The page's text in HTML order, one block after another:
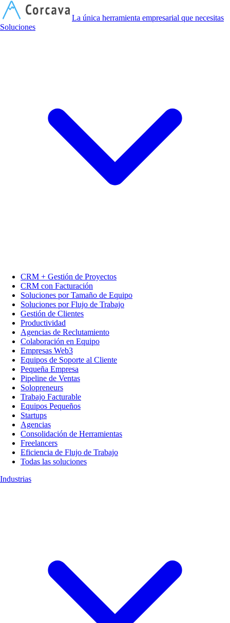
La única herramienta empresarial que necesitas
Soluciones
CRM + Gestión de Proyectos
CRM con Facturación
Soluciones por Tamaño de Equipo
Soluciones por Flujo de Trabajo
Gestión de Clientes
Productividad
Agencias de Reclutamiento
Colaboración en Equipo
Empresas Web3
Equipos de Soporte al Cliente
Pequeña Empresa
Pipeline de Ventas
Solopreneurs
Trabajo Facturable
Equipos Pequeños
Startups
Agencias
Consolidación de Herramientas
Freelancers
Eficiencia de Flujo de Trabajo
Todas las soluciones
Industrias